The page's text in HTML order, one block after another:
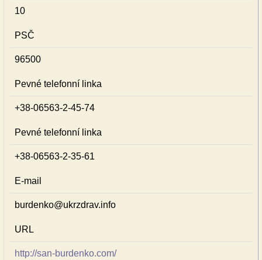
10
PSČ
96500
Pevné telefonní linka
+38-06563-2-45-74
Pevné telefonní linka
+38-06563-2-35-61
E-mail
burdenko@ukrzdrav.info
URL
http://san-burdenko.com/